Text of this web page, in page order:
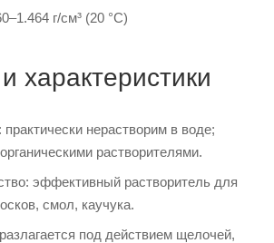
г/см³ (20 °C)
характеристики
нерастворим в воде;
растворителями.
эффективный растворитель для
смол, каучука.
под действием щелочей,